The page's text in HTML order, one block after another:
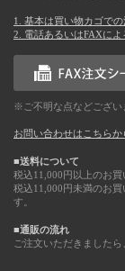
1. 基本は買い物カゴでの
2. 電話あるいはFAXによ
※ご不明な点などござい
お問い合わせはこちらか
■送料について
税込11,000円以上のお買
税込11,000円未満のお
す。
■通販の流れ
ご注文いただきました